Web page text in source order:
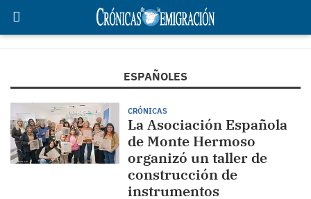
ESPAÑOLES
CRÓNICAS
La Asociación Española
de Monte Hermoso
organizó un taller de
construcción de
instrumentos